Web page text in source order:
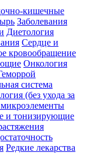
кишечные
Заболевания
Диетология
Сердце и
кровообращение
Онкология
система
(без ухода за
и тонизирующие
Редкие лекарства